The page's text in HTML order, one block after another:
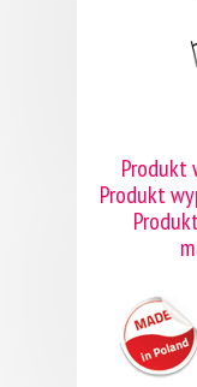
Produkt
Produkt